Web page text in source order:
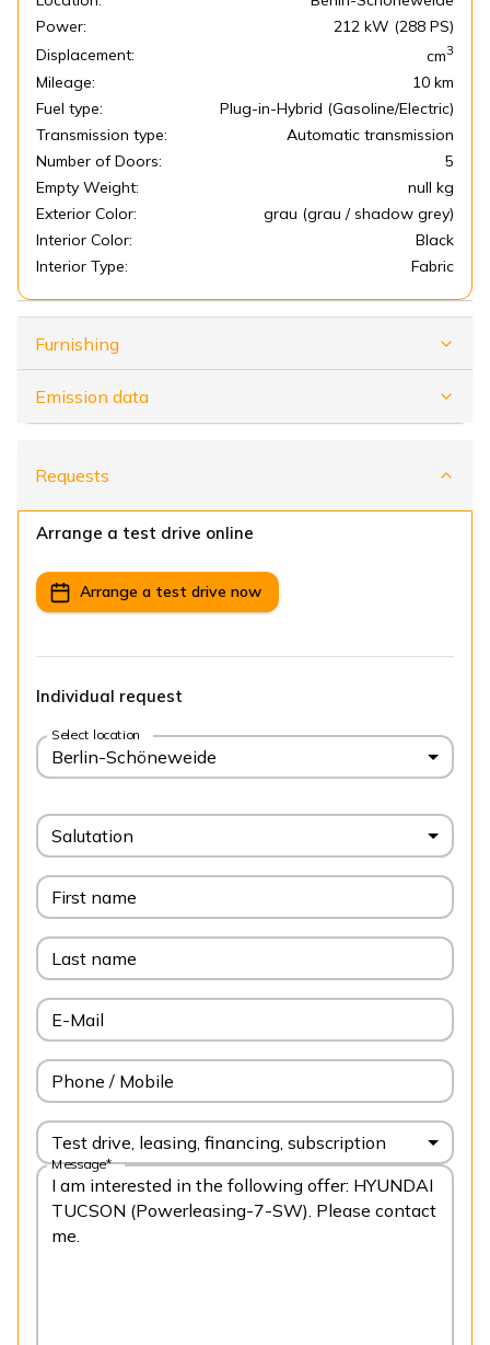
Power:
212 kW (288 PS)
Displacement:
cm3
Mileage:
10 km
Fuel type:
Plug-in-Hybrid (Gasoline/Electric)
Transmission type:
Automatic transmission
Number of Doors:
5
Empty Weight:
null kg
Exterior Color:
grau (grau / shadow grey)
Interior Color:
Black
Interior Type:
Fabric
Furnishing
Emission data
Requests
Arrange a test drive online
Arrange a test drive now
Individual request
Select location
Berlin-Schöneweide
Salutation
First name
Last name
E-Mail
Phone / Mobile
Test drive, leasing, financing, subscription
Message*